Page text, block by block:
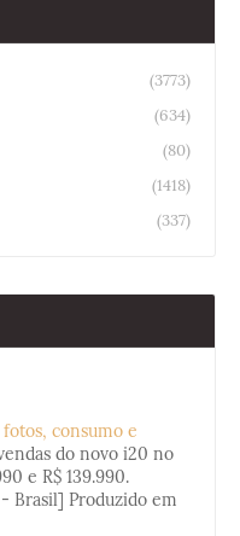
(3773)
(634)
(80)
(1418)
(337)
consumo e
do novo i20 no
e R$ 139.990.
Brasil] Produzido em